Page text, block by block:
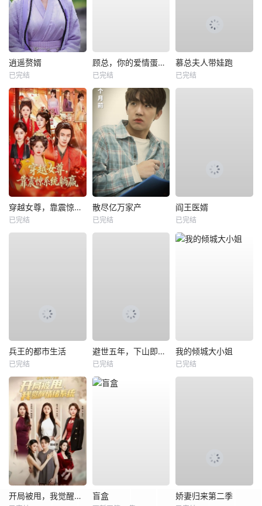
逍遥赘婿
已完结
顾总，你的爱情蛋炒饭已送达
已完结
慕总夫人带娃跑
已完结
穿越女尊，靠震惊系统躺赢
已完结
散尽亿万家产
已完结
阎王医婿
已完结
兵王的都市生活
已完结
避世五年，下山即无敌
已完结
我的倾城大小姐
已完结
开局被甩，我觉醒情绪系统 盲盒 娇妻归来第二季